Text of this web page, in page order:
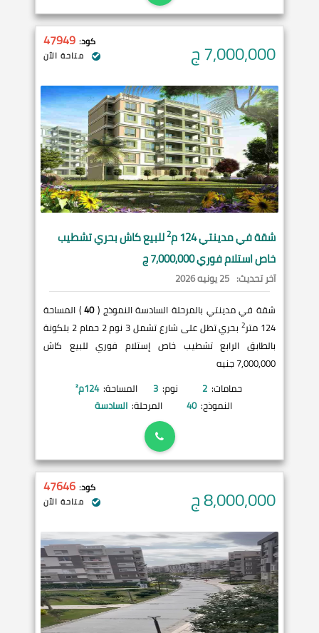
7,000,000ج كود: 47949
متاحة الآن
شقة فيمدينتي124 م 2للبيع كاش بحري تشطيب
خاص استلام فوري 7,000,000 ج
آخر تحديث: 25 يونيه 2026
شقة في مدينتي بالمرحلة السادسة النموذج (40) المساحة
124 متر
2
بحري تطل على شارع تشمل 3 نوم 2 حمام 2 بلكونة
بالطابق الرابع تشطيب خاص إستلام فوري للبيع كاش
7,000,000 جنيه
حمامات: 2 نوم: 3 المساحة: 124م²
النموذج: 40 المرحلة: السادسة
8,000,000ج كود: 47646
متاحة الآن